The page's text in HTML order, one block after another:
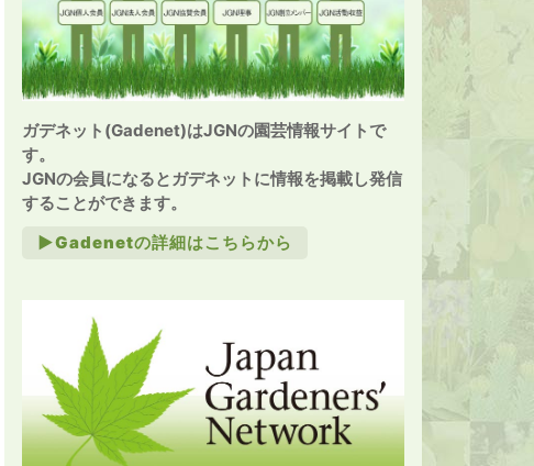
ガデネット(Gadenet)はJGNの園芸情報サイトで
す。
JGNの会員になるとガデネットに情報を掲載し発信
することができます。
►Gadenetの詳細はこちらから